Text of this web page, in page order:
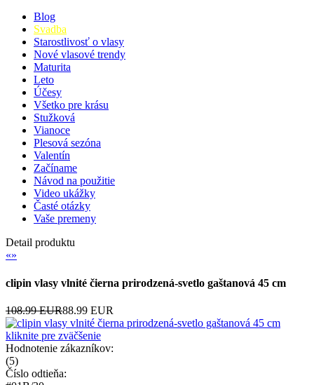
Blog
Svadba
Starostlivosť o vlasy
Nové vlasové trendy
Maturita
Leto
Účesy
Všetko pre krásu
Stužková
Vianoce
Plesová sezóna
Valentín
Začíname
Návod na použitie
Video ukážky
Časté otázky
Vaše premeny
Detail produktu
«»
clipin vlasy vlnité čierna prirodzená-svetlo gaštanová 45 cm
108.99 EUR88.99 EUR
kliknite pre zväčšenie
Hodnotenie zákazníkov:
(5)
Číslo odtieňa: